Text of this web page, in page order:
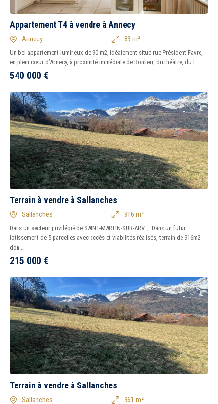
Appartement T4 à vendre à Annecy
Annecy 89 m²
Un bel appartement lumineux de 90 m2, idéalement situé rue Président Favre,
en plein cœur d’Annecy, à proximité immédiate de Bonlieu, du théâtre, du l...
540 000 €
Terrain à vendre à Sallanches
Sallanches 916 m²
Dans un secteur privilégié de SAINT-MARTIN-SUR-ARVE, Dans un futur
lotissement de 5 parcelles avec accès et viabilités réalisés, terrain de 916m2
don...
215 000 €
Terrain à vendre à Sallanches
Sallanches 961 m²